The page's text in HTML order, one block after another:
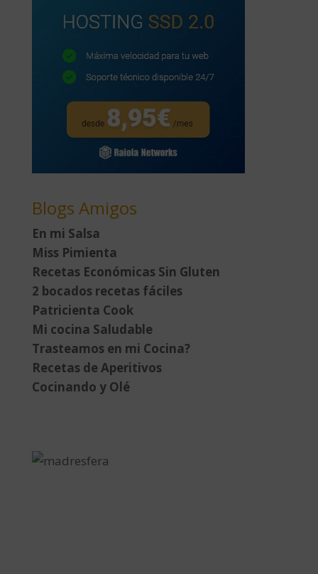
Blogs Amigos
En mi Salsa
Miss Pimienta
Recetas Económicas Sin Gluten
2 bocados recetas fáciles
Patricienta Cook
Mi cocina Saludable
Trasteamos en mi Cocina?
Recetas de Aperitivos
Cocinando y Olé